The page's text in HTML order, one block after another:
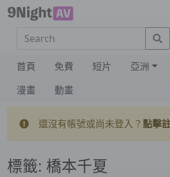
首頁 免費 短片 亞洲
漫畫
動畫
還沒有帳號或尚未登入？ 點擊
標籤: 橋本千夏